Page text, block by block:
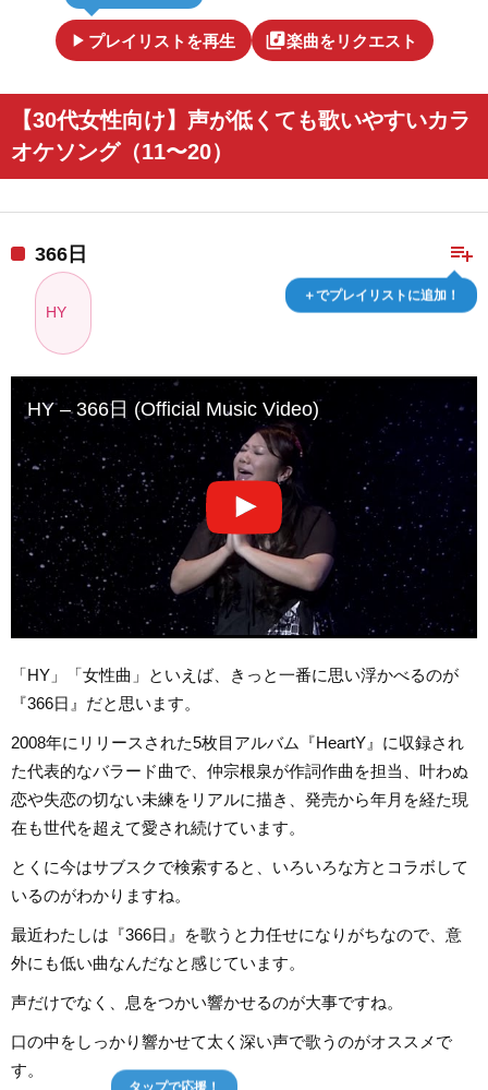
play_arrow プレイリストを再生 library_music楽曲をリクエスト
【30代女性向け】声が低くても歌いやすいカラ
オケソング（11〜20）
playlist_add
＋でプレイリストに追加！
366日
HY
HY – 366日 (Official Music Video)
「HY」「女性曲」といえば、きっと一番に思い浮かべるのが
『366日』だと思います。
2008年にリリースされた5枚目アルバム『HeartY』に収録され
た代表的なバラード曲で、仲宗根泉が作詞作曲を担当、叶わぬ
恋や失恋の切ない未練をリアルに描き、発売から年月を経た現
在も世代を超えて愛され続けています。
とくに今はサブスクで検索すると、いろいろな方とコラボして
いるのがわかりますね。
最近わたしは『366日』を歌うと力任せになりがちなので、意
外にも低い曲なんだなと感じています。
声だけでなく、息をつかい響かせるのが大事ですね。
口の中をしっかり響かせて太く深い声で歌うのがオススメで
す。
タップで応援！